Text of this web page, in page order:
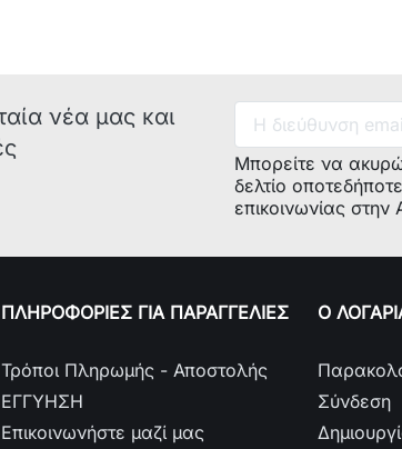
νέα μας και
Μπορείτε να
δελτίο
επικοινωνίας
ΠΛΗΡΟΦΟΡΙΕΣ ΓΙΑ ΠΑΡΑΓΓΕΛΙΕΣ
Τρόποι Πληρωμής - Αποστολής
ΕΓΓΥΗΣΗ
Επικοινωνήστε μαζί μας
Ο
Σύνδεση